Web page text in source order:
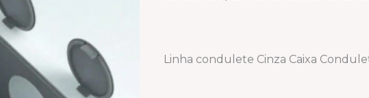
Linha condulete Cinza Caixa